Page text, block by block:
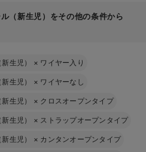
（新生児）をその他の条件から
生児） × ワイヤー入り
生児） × ワイヤーなし
生児） × クロスオープンタイプ
生児） × ストラップオープンタイプ
生児） × カンタンオープンタイプ